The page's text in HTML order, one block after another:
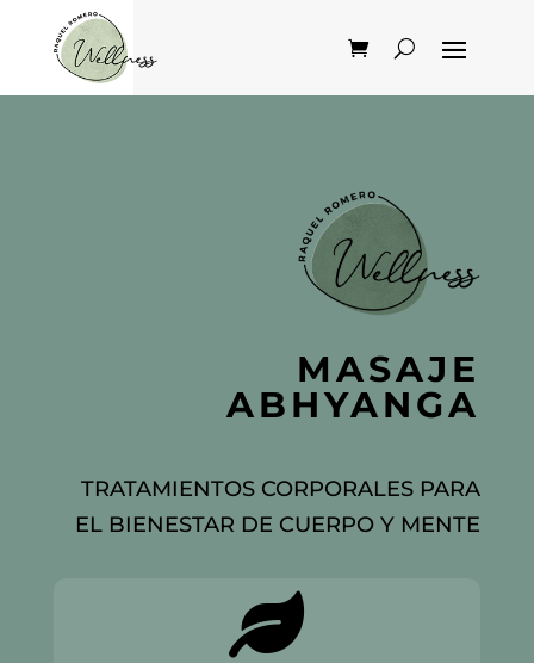
MASAJE
ABHYANGA
TRATAMIENTOS CORPORALES PARA
EL BIENESTAR DE CUERPO Y MENTE